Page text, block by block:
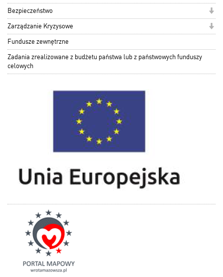
Bezpieczeństwo
Zarządzanie Kryzysowe
Fundusze zewnętrzne
Zadania zrealizowane z budżetu państwa lub z państwowych funduszy
celowych